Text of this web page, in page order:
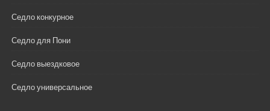
Седло конкурное
Седло для Пони
Седло выездковое
Седло универсальное